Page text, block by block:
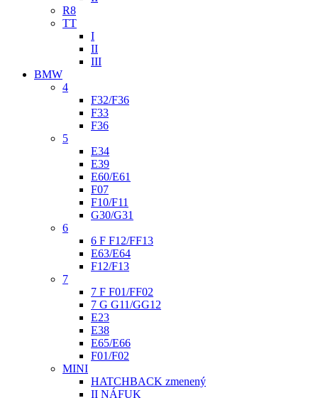
R8
TT
I
II
III
BMW
4
F32/F36
F33
F36
5
E34
E39
E60/E61
F07
F10/F11
G30/G31
6
6 F F12/FF13
E63/E64
F12/F13
7
7 F F01/FF02
7 G G11/GG12
E23
E38
E65/E66
F01/F02
MINI
HATCHBACK zmenený
II NÁFUK